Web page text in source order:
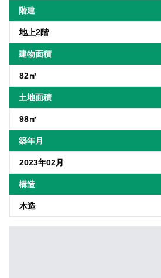
階建
地上2階
建物面積
82㎡
土地面積
98㎡
築年月
2023年02月
構造
木造